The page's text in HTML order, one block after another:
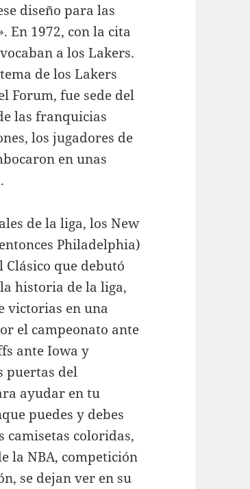
diseño para las
En 1972, con la cita
a los Lakers.
de los Lakers
Forum, fue sede del
las franquicias
los jugadores de
en unas
de la liga, los New
Philadelphia)
que debutó
historia de la liga,
victorias en una
el campeonato ante
ante Iowa y
puertas del
ayudar en tu
puedes y debes
camisetas coloridas,
la NBA, competición
se dejan ver en su